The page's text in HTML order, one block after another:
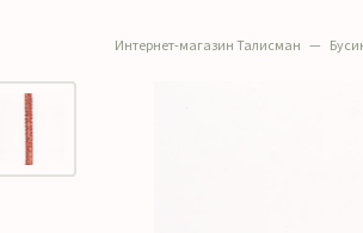
Интернет-магазин Талисман